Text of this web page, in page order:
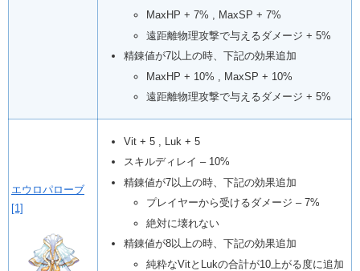
MaxHP + 7% , MaxSP + 7%
遠距離物理攻撃で与えるダメージ + 5%
精錬値が7以上の時、下記の効果追加
MaxHP + 10% , MaxSP + 10%
遠距離物理攻撃で与えるダメージ + 5%
エウロパローブ
[1]
Vit + 5 , Luk + 5
スキルディレイ – 10%
精錬値が7以上の時、下記の効果追加
プレイヤーから受けるダメージ – 7%
絶対に壊れない
精錬値が8以上の時、下記の効果追加
純粋なVitとLukの合計が10上がる度に追加